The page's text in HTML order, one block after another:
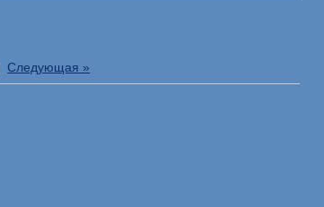
Следующая »